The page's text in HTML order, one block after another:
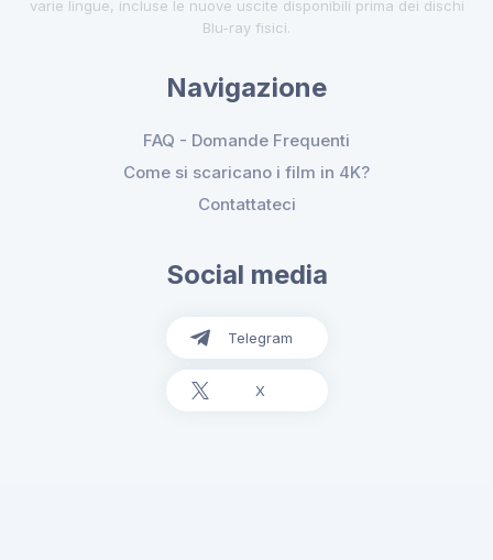
varie lingue, incluse le nuove uscite disponibili prima dei dischi
Blu-ray fisici.
Navigazione
FAQ - Domande Frequenti
Come si scaricano i film in 4K?
Contattateci
Social media
Telegram
X